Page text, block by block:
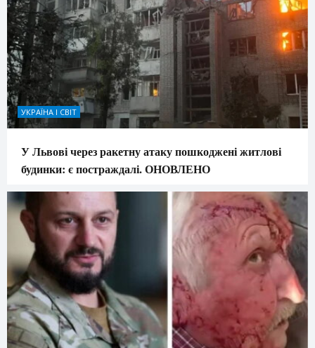
УКРАЇНА І СВІТ
У Львові через ракетну атаку пошкоджені житлові
будинки: є постраждалі. ОНОВЛЕНО